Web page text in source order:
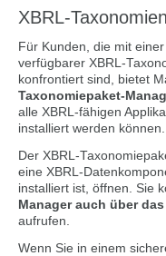
XBRL-Taxonomien
Für Kunden, die mit
verfügbarer XBRL-
konfrontiert sind, bietet
Taxonomiepaket-
alle XBRL-fähigen
installiert werden können.
Der XBRL-
eine XBRL-
installiert ist, öffnen. Sie
Manager auch über
aufrufen.
Wenn Sie in einem